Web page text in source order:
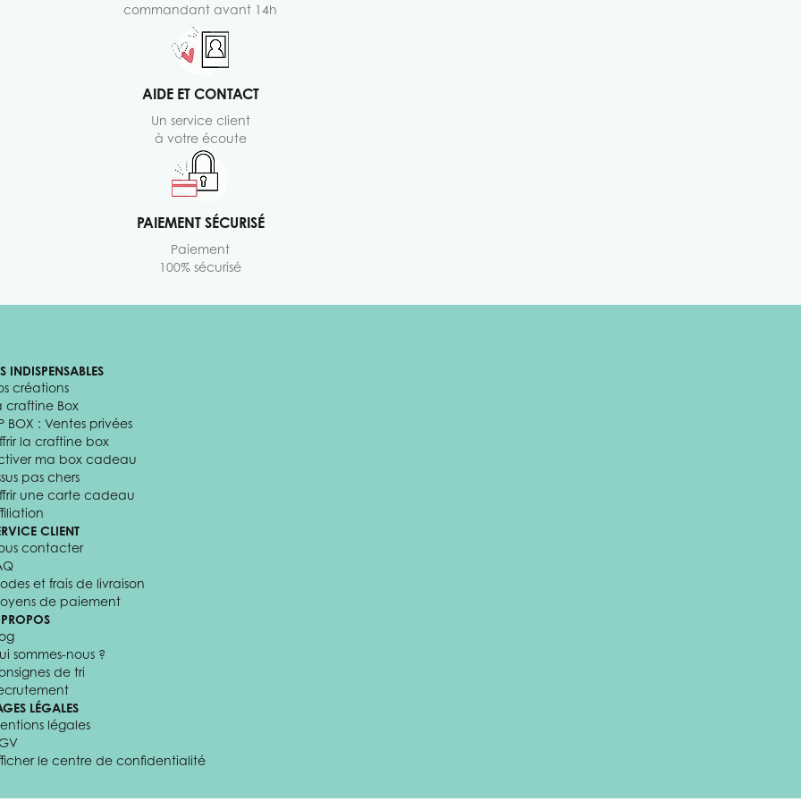
commandant avant 14h
AIDE ET CONTACT
Un service client
à votre écoute
PAIEMENT SÉCURISÉ
Paiement
100% sécurisé
INDISPENSABLES
créations
craftine Box
BOX : Ventes privées
la craftine box
ma box cadeau
pas chers
une carte cadeau
CLIENT
contacter
et frais de livraison
de paiement
sommes-nous ?
de tri
LÉGALES
légales
le centre de confidentialité